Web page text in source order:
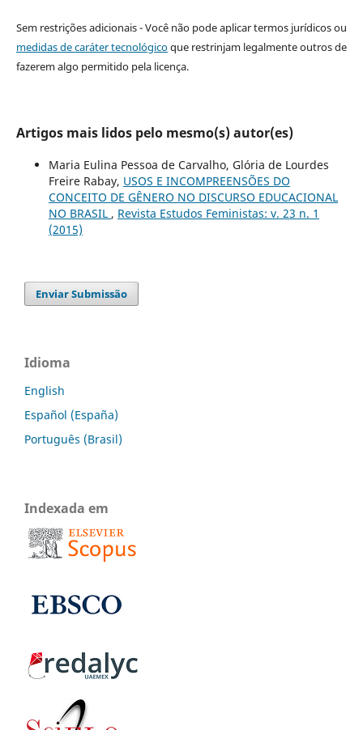
Sem restrições adicionais - Você não pode aplicar termos jurídicos ou
medidas de caráter tecnológicoque restrinjam legalmente outros de
fazerem algo permitido pela licença.
Artigos mais lidos pelo mesmo(s) autor(es)
Maria Eulina Pessoa de Carvalho, Glória de Lourdes
Freire Rabay, USOS E INCOMPREENSÕES DO
CONCEITO DE GÊNERO NO DISCURSO EDUCACIONAL
NO BRASIL , Revista Estudos Feministas: v. 23 n. 1
(2015)
Enviar Submissão
Idioma
English
Español (España)
Português (Brasil)
Indexada em